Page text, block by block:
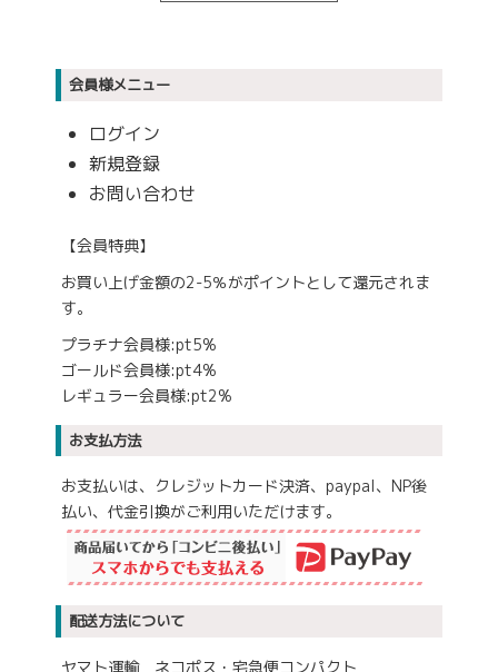
会員様メニュー
ログイン
新規登録
お問い合わせ
【会員特典】
お買い上げ金額の2-5％がポイントとして還元されま
す。
プラチナ会員様:pt5%
ゴールド会員様:pt4%
レギュラー会員様:pt2%
お支払方法
お支払いは、クレジットカード決済、paypal、NP後
払い、代金引換がご利用いただけます。
配送方法について
ヤマト運輸 ネコポス・宅急便コンパクト